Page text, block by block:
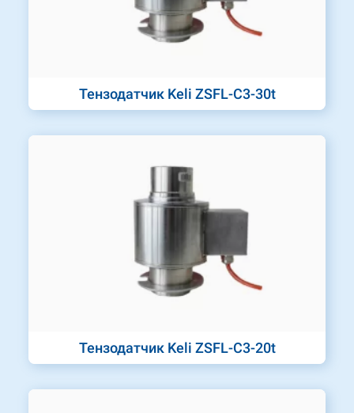
Тензодатчик Keli ZSFL-C3-30t
Тензодатчик Keli ZSFL-C3-20t